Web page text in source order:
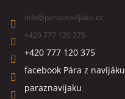
info@paraznavijaku.cz
+420 777 120 375
+420 777 120 375
facebook Pára z navijáku
paraznavijaku